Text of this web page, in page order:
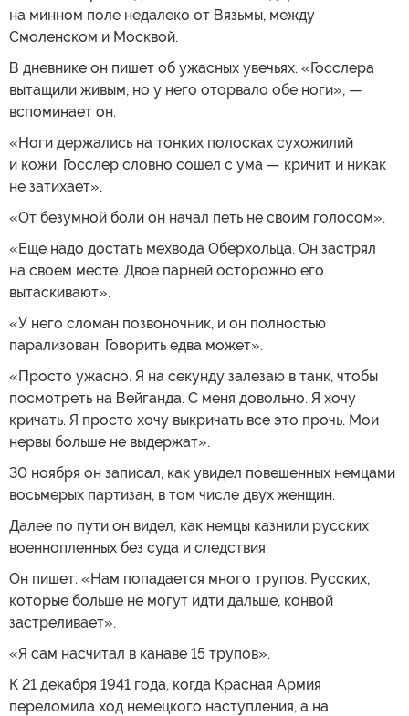
на минном поле недалеко от Вязьмы, между
Смоленском и Москвой.
В дневнике он пишет об ужасных увечьях. «Госслера
вытащили живым, но у него оторвало обе ноги», —
вспоминает он.
«Ноги держались на тонких полосках сухожилий
и кожи. Госслер словно сошел с ума — кричит и никак
не затихает».
«От безумной боли он начал петь не своим голосом».
«Еще надо достать мехвода Оберхольца. Он застрял
на своем месте. Двое парней осторожно его
вытаскивают».
«У него сломан позвоночник, и он полностью
парализован. Говорить едва может».
«Просто ужасно. Я на секунду залезаю в танк, чтобы
посмотреть на Вейганда. С меня довольно. Я хочу
кричать. Я просто хочу выкричать все это прочь. Мои
нервы больше не выдержат».
30 ноября он записал, как увидел повешенных немцами
восьмерых партизан, в том числе двух женщин.
Далее по пути он видел, как немцы казнили русских
военнопленных без суда и следствия.
Он пишет: «Нам попадается много трупов. Русских,
которые больше не могут идти дальше, конвой
застреливает».
«Я сам насчитал в канаве 15 трупов».
К 21 декабря 1941 года, когда Красная Армия
переломила ход немецкого наступления, а на